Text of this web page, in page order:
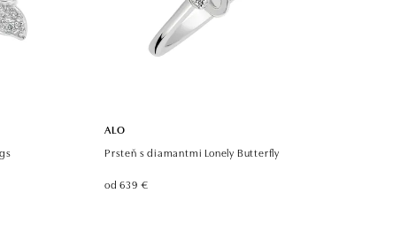
ALO
Prsteň s diamantmi Lonely Butterfly
od 639 €